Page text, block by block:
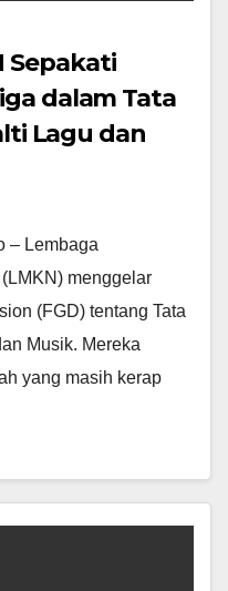
Sepakati
dalam Tata
Lagu dan
– Lembaga
menggelar
(FGD) tentang Tata
Musik. Mereka
yang masih kerap